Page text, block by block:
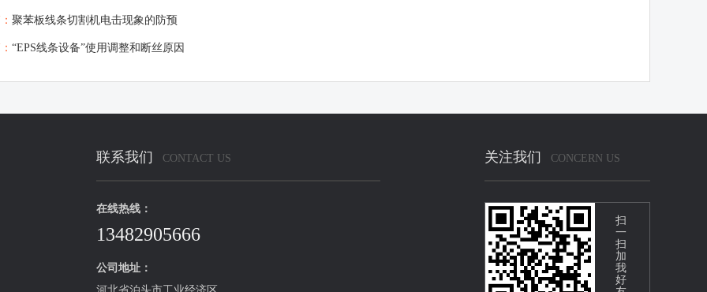
聚苯板线条切割机电击现象的防预
“EPS线条设备”使用调整和断丝原因
联系我们 CONTACT US
在线热线：
13482905666
公司地址：
关注我们 CONCERN US
扫
一
扫
加
我
好